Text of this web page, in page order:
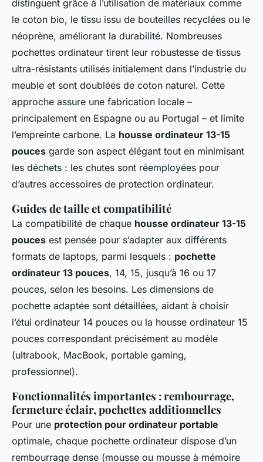
distinguent grâce à l’utilisation de matériaux comme
le coton bio, le tissu issu de bouteilles recyclées ou le
néoprène, améliorant la durabilité. Nombreuses
pochettes ordinateur tirent leur robustesse de tissus
ultra-résistants utilisés initialement dans l’industrie du
meuble et sont doublées de coton naturel. Cette
approche assure une fabrication locale –
principalement en Espagne ou au Portugal – et limite
l’empreinte carbone. La housse ordinateur 13-15
pouces garde son aspect élégant tout en minimisant
les déchets : les chutes sont réemployées pour
d’autres accessoires de protection ordinateur.
Guides de taille et compatibilité
La compatibilité de chaque housse ordinateur 13-15
pouces est pensée pour s’adapter aux différents
formats de laptops, parmi lesquels : pochette
ordinateur 13 pouces, 14, 15, jusqu’à 16 ou 17
pouces, selon les besoins. Les dimensions de
pochette adaptée sont détaillées, aidant à choisir
l’étui ordinateur 14 pouces ou la housse ordinateur 15
pouces correspondant précisément au modèle
(ultrabook, MacBook, portable gaming,
professionnel).
Fonctionnalités importantes : rembourrage,
fermeture éclair, pochettes additionnelles
Pour une protection pour ordinateur portable
optimale, chaque pochette ordinateur dispose d’un
rembourrage dense (mousse ou mousse à mémoire